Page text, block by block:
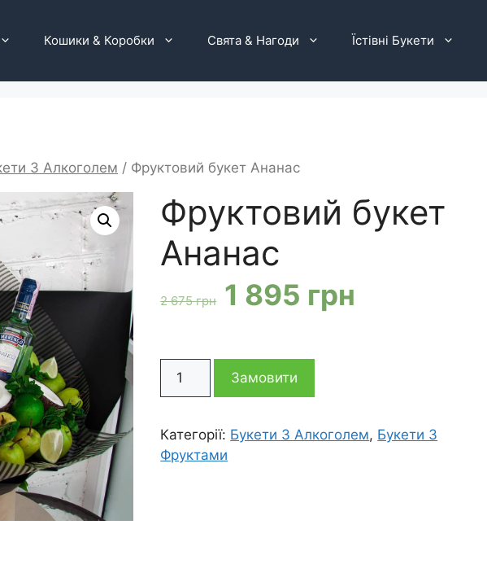
Кошики & Коробки Свята & Нагоди Їстівні Букети
З Алкоголем / Фруктовий букет Ананас
Фруктовий букет
Ананас
2 675грн Оригінальна
2
675 грн
1 895 грн
895 грн
букет
кількість
Замовити
Категорії: Букети З Алкоголем, Букети З
Фруктами